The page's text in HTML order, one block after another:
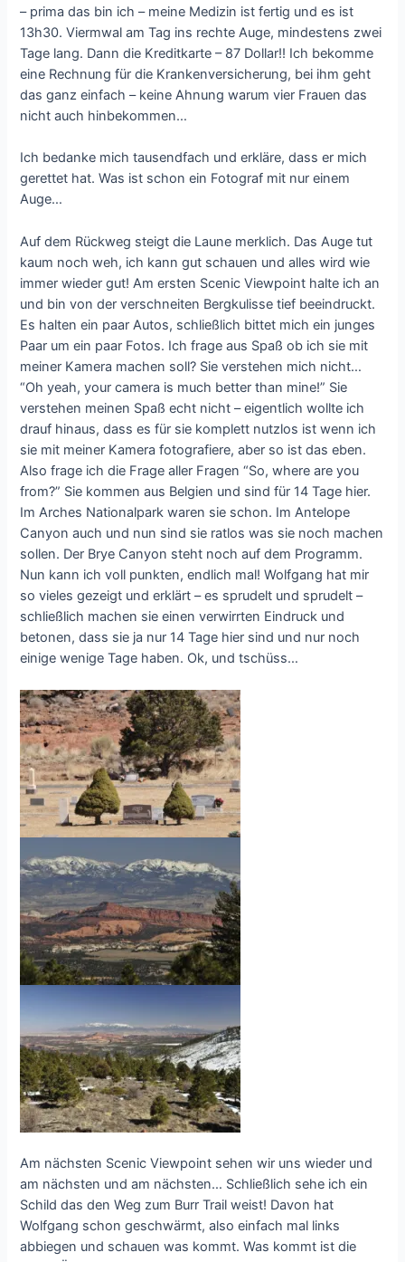
– prima das bin ich – meine Medizin ist fertig und es ist
13h30. Viermwal am Tag ins rechte Auge, mindestens zwei
Tage lang. Dann die Kreditkarte – 87 Dollar!! Ich bekomme
eine Rechnung für die Krankenversicherung, bei ihm geht
das ganz einfach – keine Ahnung warum vier Frauen das
nicht auch hinbekommen…
Ich bedanke mich tausendfach und erkläre, dass er mich
gerettet hat. Was ist schon ein Fotograf mit nur einem
Auge…
Auf dem Rückweg steigt die Laune merklich. Das Auge tut
kaum noch weh, ich kann gut schauen und alles wird wie
immer wieder gut! Am ersten Scenic Viewpoint halte ich an
und bin von der verschneiten Bergkulisse tief beeindruckt.
Es halten ein paar Autos, schließlich bittet mich ein junges
Paar um ein paar Fotos. Ich frage aus Spaß ob ich sie mit
meiner Kamera machen soll? Sie verstehen mich nicht…
“Oh yeah, your camera is much better than mine!” Sie
verstehen meinen Spaß echt nicht – eigentlich wollte ich
drauf hinaus, dass es für sie komplett nutzlos ist wenn ich
sie mit meiner Kamera fotografiere, aber so ist das eben.
Also frage ich die Frage aller Fragen “So, where are you
from?” Sie kommen aus Belgien und sind für 14 Tage hier.
Im Arches Nationalpark waren sie schon. Im Antelope
Canyon auch und nun sind sie ratlos was sie noch machen
sollen. Der Brye Canyon steht noch auf dem Programm.
Nun kann ich voll punkten, endlich mal! Wolfgang hat mir
so vieles gezeigt und erklärt – es sprudelt und sprudelt –
schließlich machen sie einen verwirrten Eindruck und
betonen, dass sie ja nur 14 Tage hier sind und nur noch
einige wenige Tage haben. Ok, und tschüss…
Am nächsten Scenic Viewpoint sehen wir uns wieder und
am nächsten und am nächsten… Schließlich sehe ich ein
Schild das den Weg zum Burr Trail weist! Davon hat
Wolfgang schon geschwärmt, also einfach mal links
abbiegen und schauen was kommt. Was kommt ist die